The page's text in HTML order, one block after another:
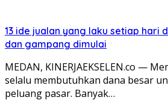
13 ide jualan yang laku setiap hari
dan gampang dimulai
MEDAN, KINERJAEKSELEN.co —
selalu membutuhkan dana besar
peluang pasar. Banyak…